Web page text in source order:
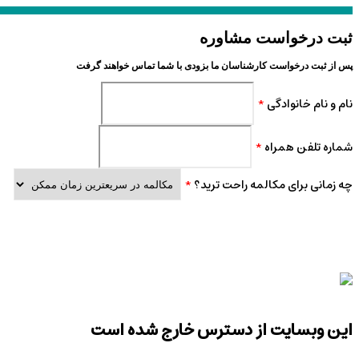
ثبت درخواست مشاوره
پس از ثبت درخواست کارشناسان ما بزودی با شما تماس خواهند گرفت
نام و نام خانوادگی *
شماره تلفن همراه *
چه زمانی برای مکالمه راحت ترید؟ *
این وبسایت از دسترس خارج شده است